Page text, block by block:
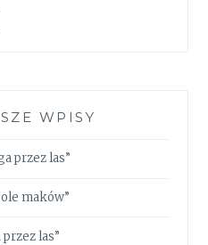
WPISY
przez las”
maków”
las”